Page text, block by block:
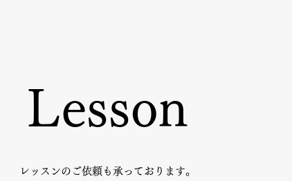
Lesson​
レッスンのご依頼も承っております。